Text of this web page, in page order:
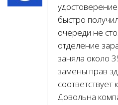
быстро
очереди не
отделение
заняла около
замены прав
соответствует
Довольна